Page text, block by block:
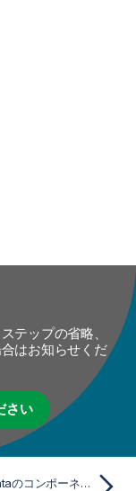
テップの省略、
はお知らせくだ
さい
ELT Teradataのコンポーネント